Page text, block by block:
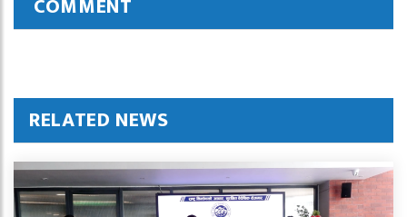
COMMENT
RELATED NEWS